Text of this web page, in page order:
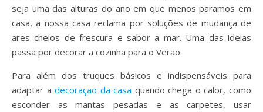
seja uma das alturas do ano em que menos paramos em
casa, a nossa casa reclama por soluções de mudança de
ares cheios de frescura e sabor a mar. Uma das ideias
passa por decorar a cozinha para o Verão.
Para além dos truques básicos e indispensáveis para
adaptar adecoração da casa quando chega o calor, como
esconder as mantas pesadas e as carpetes, usar